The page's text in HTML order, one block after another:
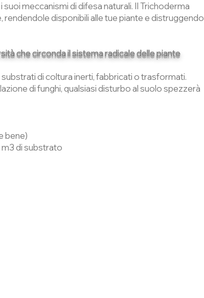
meccanismi di difesa naturali. Il Trichoderma
disponibili alle tue piante e distruggendo
che circonda il sistema radicale delle piante
di coltura inerti, fabbricati o trasformati.
di funghi, qualsiasi disturbo al suolo spezzerà
bene)
m3 di substrato